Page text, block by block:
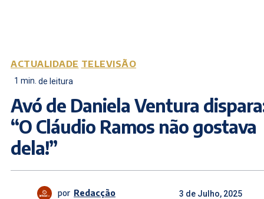
ACTUALIDADE TELEVISÃO
1 min. de leitura
Avó de Daniela Ventura
“O Cláudio Ramos não gostava
dela!”
por Redacção 3 de Julho, 2025